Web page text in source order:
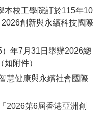
本校工學院訂於115年10
創新與永續科技國際
年7月31日舉辦2026總
附件）
慧健康與永續社會國際
2026第6屆香港亞洲創